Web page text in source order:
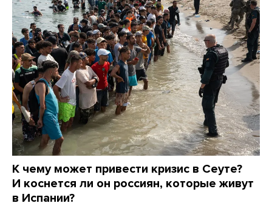
К чему может привести кризис в Сеуте?
И коснется ли он россиян, которые живут
в Испании?